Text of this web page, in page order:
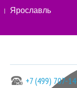
Ярославль
+7 (499) 707-